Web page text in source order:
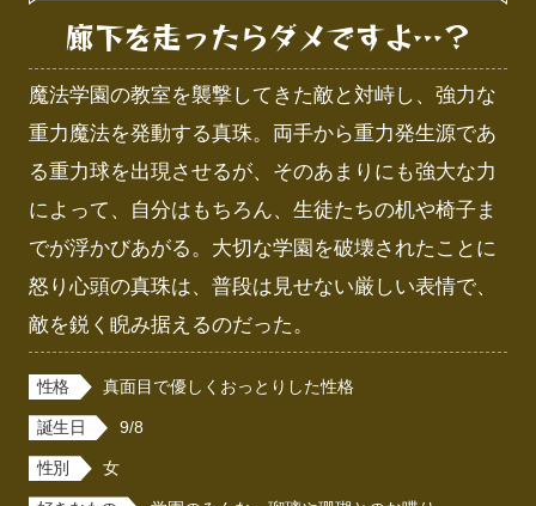
廊下を走ったらダメですよ…？
魔法学園の教室を襲撃してきた敵と対峙し、強力な
重力魔法を発動する真珠。両手から重力発生源であ
る重力球を出現させるが、そのあまりにも強大な力
によって、自分はもちろん、生徒たちの机や椅子ま
でが浮かびあがる。大切な学園を破壊されたことに
怒り心頭の真珠は、普段は見せない厳しい表情で、
敵を鋭く睨み据えるのだった。
性格 真面目で優しくおっとりした性格
誕生日 9/8
性別 女